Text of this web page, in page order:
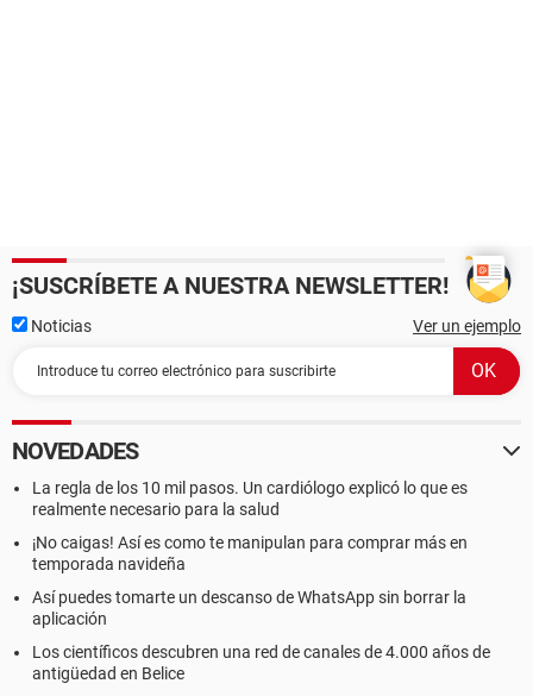
¡SUSCRÍBETE A NUESTRA NEWSLETTER!
Noticias Ver un ejemplo
NOVEDADES
La regla de los 10 mil pasos. Un cardiólogo explicó lo que es
realmente necesario para la salud
¡No caigas! Así es como te manipulan para comprar más en
temporada navideña
Así puedes tomarte un descanso de WhatsApp sin borrar la
aplicación
Los científicos descubren una red de canales de 4.000 años de
antigüedad en Belice